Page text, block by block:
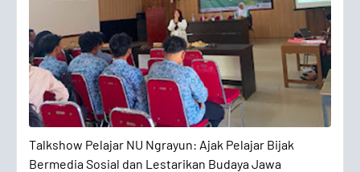
Talkshow Pelajar NU Ngrayun: Ajak Pelajar Bijak
Bermedia Sosial dan Lestarikan Budaya Jawa